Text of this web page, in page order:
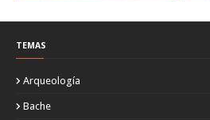
TEMAS
Arqueología
Bache